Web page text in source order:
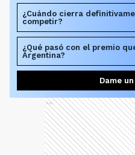
¿Cuándo cierra
competir?
¿Qué pasó con el premio
Argentina?
Dame
Ads